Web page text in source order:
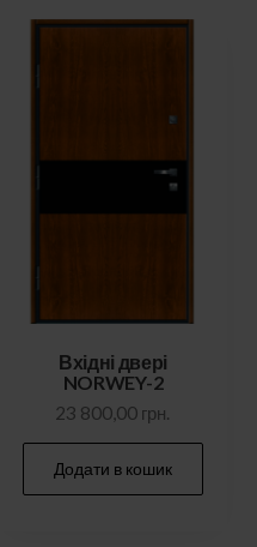
Вхідні двері
NORWEY-2
23 800,00 грн.
Додати в кошик